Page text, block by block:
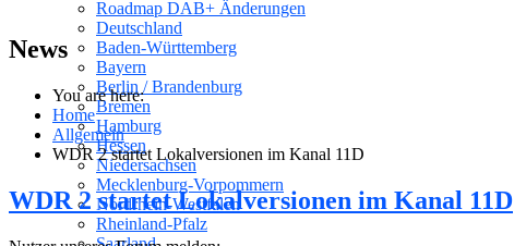
Roadmap DAB+ Änderungen
Deutschland
Baden-Württemberg
Bayern
Berlin / Brandenburg
Bremen
Hamburg
Hessen
Niedersachsen
Mecklenburg-Vorpommern
Nordrhein-Westfalen
Rheinland-Pfalz
News
You are here:
Home
Allgemein
WDR 2 startet Lokalversionen im Kanal 11D
WDR 2 startet Lokalversionen im Kanal 11D